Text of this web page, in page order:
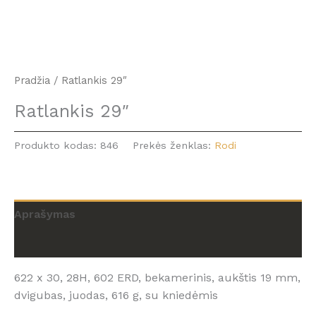
Pradžia / Ratlankis 29″
Ratlankis 29″
Produkto kodas: 846 Prekės ženklas: Rodi
Aprašymas
622 x 30, 28H, 602 ERD, bekamerinis, aukštis 19 mm,
dvigubas, juodas, 616 g, su kniedėmis